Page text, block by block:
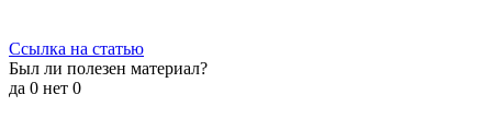
Ссылка на статью
Был ли полезен материал?
да 0 нет 0